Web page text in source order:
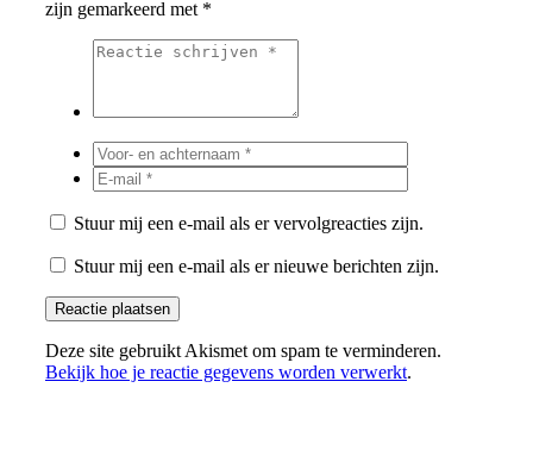
zijn gemarkeerd met *
Stuur mij een e-mail als er vervolgreacties zijn.
Stuur mij een e-mail als er nieuwe berichten zijn.
Deze site gebruikt Akismet om spam te verminderen.
Bekijk hoe je reactie gegevens worden verwerkt.